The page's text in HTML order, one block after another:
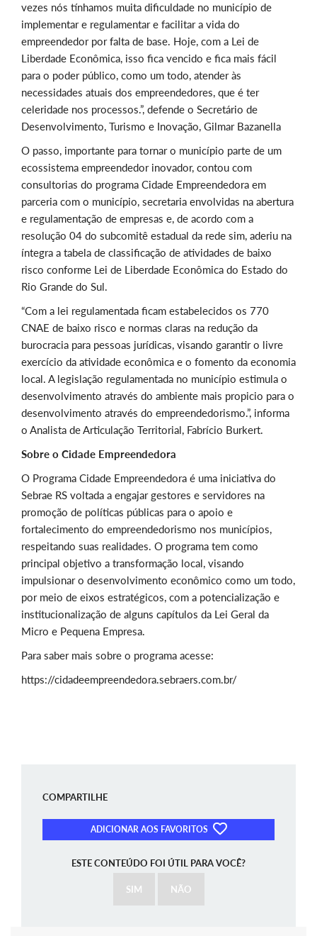
vezes nós tínhamos muita dificuldade no município de
implementar e regulamentar e facilitar a vida do
empreendedor por falta de base. Hoje, com a Lei de
Liberdade Econômica, isso fica vencido e fica mais fácil
para o poder público, como um todo, atender às
necessidades atuais dos empreendedores, que é ter
celeridade nos processos.”, defende o Secretário de
Desenvolvimento, Turismo e Inovação, Gilmar Bazanella
O passo, importante para tornar o município parte de um
ecossistema empreendedor inovador, contou com
consultorias do programa Cidade Empreendedora em
parceria com o município, secretaria envolvidas na abertura
e regulamentação de empresas e, de acordo com a
resolução 04 do subcomitê estadual da rede sim, aderiu na
íntegra a tabela de classificação de atividades de baixo
risco conforme Lei de Liberdade Econômica do Estado do
Rio Grande do Sul.
“Com a lei regulamentada ficam estabelecidos os 770
CNAE de baixo risco e normas claras na redução da
burocracia para pessoas jurídicas, visando garantir o livre
exercício da atividade econômica e o fomento da economia
local. A legislação regulamentada no município estimula o
desenvolvimento através do ambiente mais propicio para o
desenvolvimento através do empreendedorismo.”, informa
o Analista de Articulação Territorial, Fabrício Burkert.
Sobre o Cidade Empreendedora
O Programa Cidade Empreendedora é uma iniciativa do
Sebrae RS voltada a engajar gestores e servidores na
promoção de políticas públicas para o apoio e
fortalecimento do empreendedorismo nos municípios,
respeitando suas realidades. O programa tem como
principal objetivo a transformação local, visando
impulsionar o desenvolvimento econômico como um todo,
por meio de eixos estratégicos, com a potencialização e
institucionalização de alguns capítulos da Lei Geral da
Micro e Pequena Empresa.
Para saber mais sobre o programa acesse:
https://cidadeempreendedora.sebraers.com.br/
COMPARTILHE
ADICIONAR AOS FAVORITOS
ESTE CONTEÚDO FOI ÚTIL PARA VOCÊ?
SIM NÃO